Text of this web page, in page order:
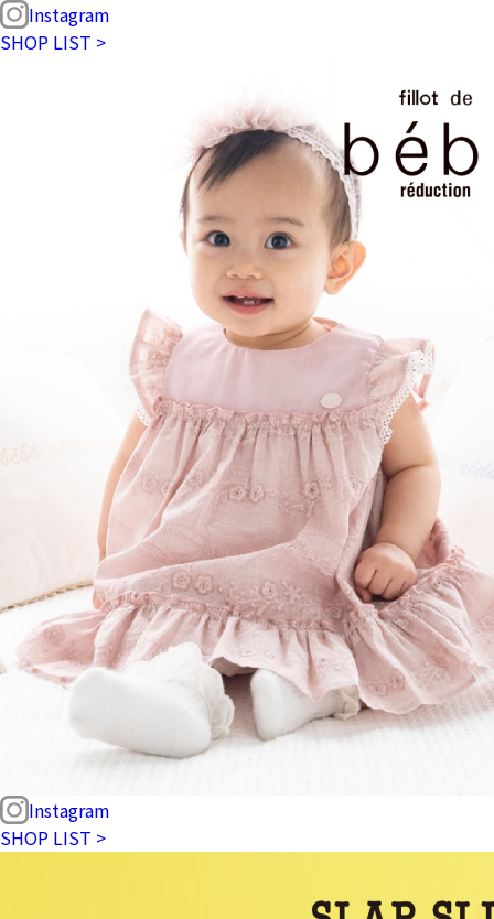
Instagram
SHOP LIST >
Instagram
SHOP LIST >